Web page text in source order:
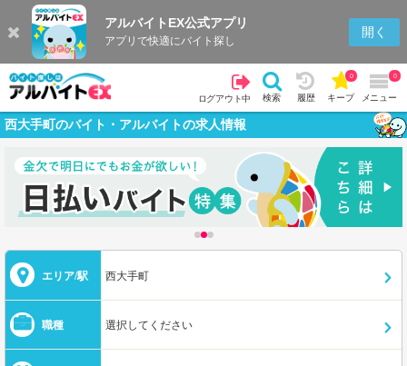
アルバイトEX公式アプリ
アプリで快適にバイト探し
開く
ログアウト中 検索 履歴 キープ
0
メニュー
0
西大手町のバイト・アルバイトの求人情報
エリア/駅 西大手町
職種 選択してください